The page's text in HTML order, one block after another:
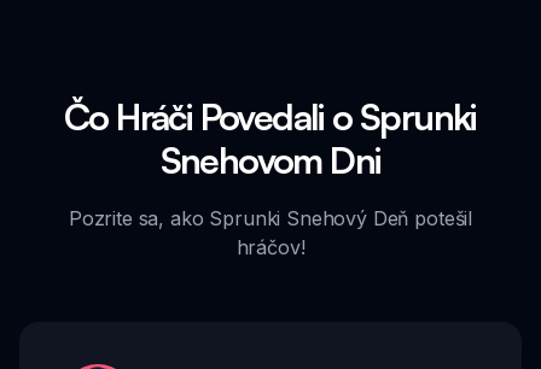
Čo Hráči Povedali o Sprunki
Snehovom Dni
Pozrite sa, ako Sprunki Snehový Deň potešil
hráčov!